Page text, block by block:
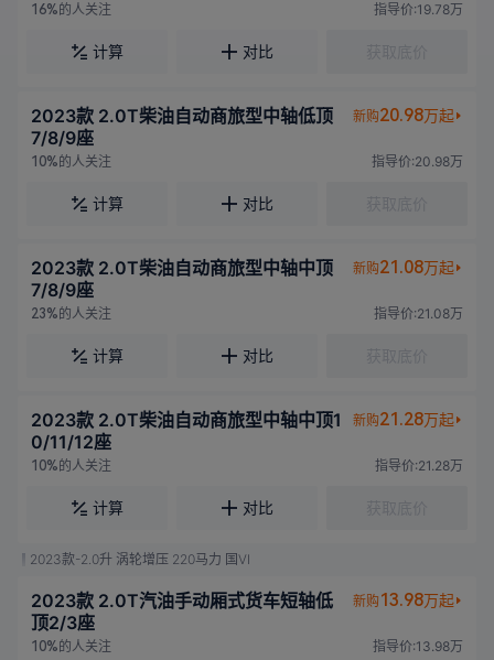
16%的人关注 指导价:19.78万
计算 对比
2023款 2.0T柴油自动商旅型中轴低顶
7/8/9座
新购20.98万起
10%的人关注 指导价:20.98万
计算 对比
2023款 2.0T柴油自动商旅型中轴中顶
7/8/9座
新购21.08万起
23%的人关注 指导价:21.08万
计算 对比
2023款 2.0T柴油自动商旅型中轴中顶1
0/11/12座
新购21.28万起
10%的人关注 指导价:21.28万
计算 对比
2023款-2.0升 涡轮增压 220马力 国VI
2023款 2.0T汽油手动厢式货车短轴低
顶2/3座
新购 13.98万起
10%的人关注 指导价:13.98万